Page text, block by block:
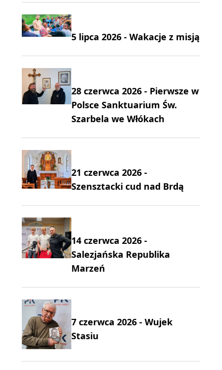
5 lipca 2026 - Wakacje z misją
28 czerwca 2026 - Pierwsze w
Polsce Sanktuarium Św.
Szarbela we Włókach
21 czerwca 2026 -
Szensztacki cud nad Brdą
14 czerwca 2026 -
Salezjańska Republika
Marzeń
7 czerwca 2026 - Wujek
Stasiu